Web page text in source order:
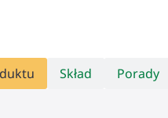
Skład Porady